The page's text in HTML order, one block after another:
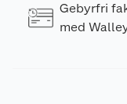
Gebyrfri
med